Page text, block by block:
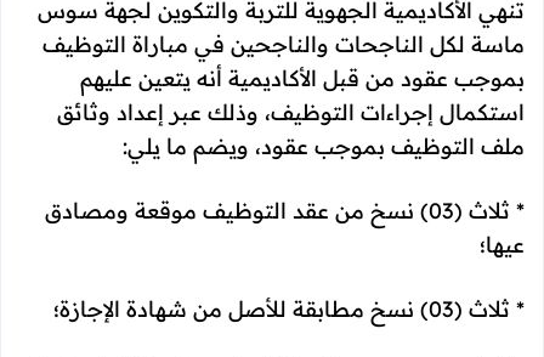
تنهي الأكاديمية الجهوية للتربة والتكوين لجهة سوس
ماسة لكل الناجحات والناجحين في مباراة التوظيف
بموجب عقود من قبل الأكاديمية أنه يتعين عليهم
استكمال إجراءات التوظيف، وذلك عبر إعداد وثائق
ملف التوظيف بموجب عقود، ويضم ما يلي:
* ثلاث (03) نسخ من عقد التوظيف موقعة ومصادق
عيها؛
* ثلاث (03) نسخ مطابقة للأصل من شهادة الإجازة؛